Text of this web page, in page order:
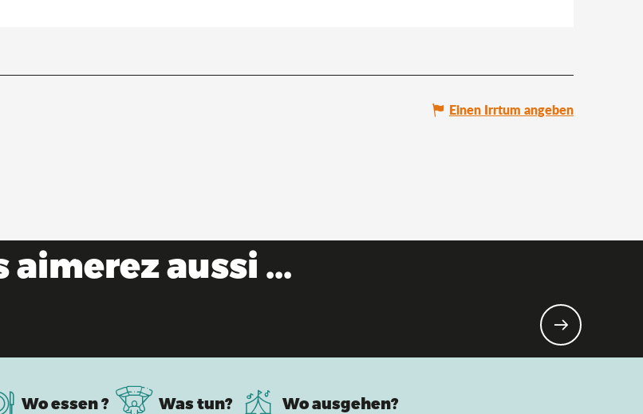
Einen Irrtum angeben
aimerez aussi ...
Wo essen ? Was tun? Wo ausgehen?